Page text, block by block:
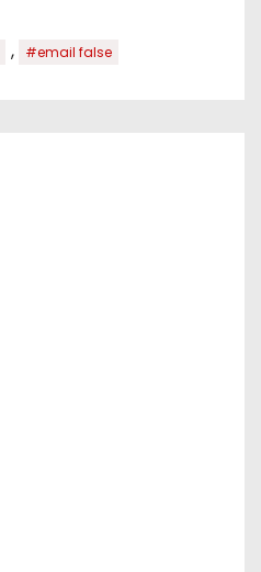
, #email false